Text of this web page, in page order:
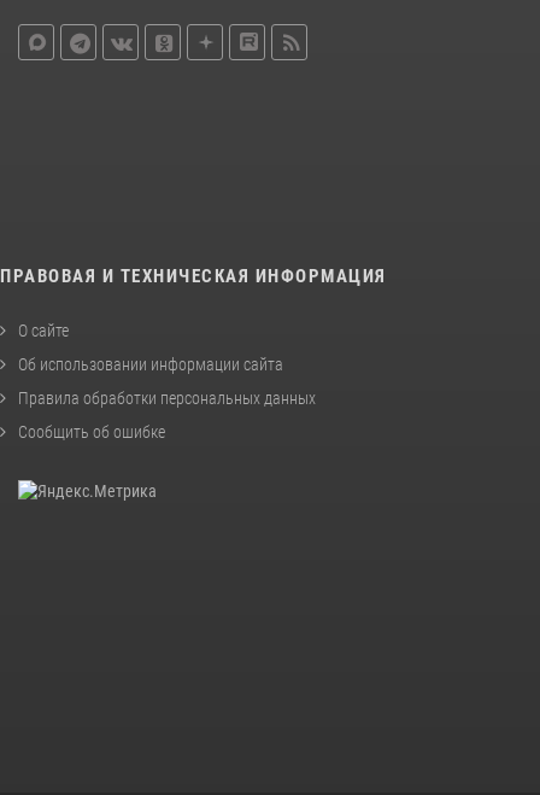
ПРАВОВАЯ И ТЕХНИЧЕСКАЯ ИНФОРМАЦИЯ
О сайте
Об использовании информации сайта
Правила обработки персональных данных
Сообщить об ошибке